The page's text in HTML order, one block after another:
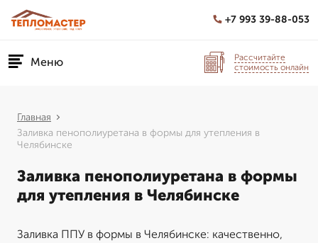
+7 993 39-88-053
Меню
Рассчитайте
стоимость онлайн
Главная
Заливка пенополиуретана в формы для утепления в
Челябинске
Заливка пенополиуретана в формы
для утепления в Челябинске
Заливка ППУ в формы в Челябинске: качественно,